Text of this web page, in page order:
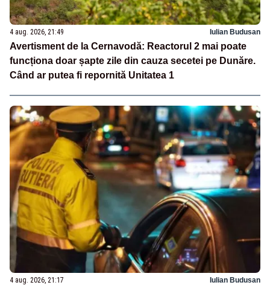
4 aug. 2026, 21:49 Iulian Budusan
Avertisment de la Cernavodă: Reactorul 2 mai poate
funcționa doar șapte zile din cauza secetei pe Dunăre.
Când ar putea fi repornită Unitatea 1
4 aug. 2026, 21:17 Iulian Budusan